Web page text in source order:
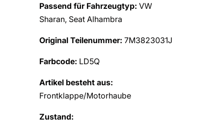
Passend für Fahrzeugtyp: VW
Sharan, Seat Alhambra
Original Teilenummer: 7M3823031J
Farbcode: LD5Q
Artikel besteht aus:
Frontklappe/Motorhaube
Zustand: